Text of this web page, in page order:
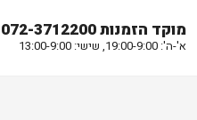
מוקד הזמנות 072-3712200
א'-ה': 19:00-9:00, שישי: 13:00-9:00